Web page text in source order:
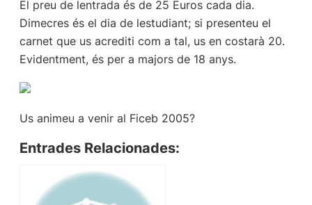
El preu de lentrada és de 25 Euros cada dia.
Dimecres és el dia de lestudiant; si presenteu el
carnet que us acrediti com a tal, us en costarà 20.
Evidentment, és per a majors de 18 anys.
Us animeu a venir al Ficeb 2005?
Entrades Relacionades: